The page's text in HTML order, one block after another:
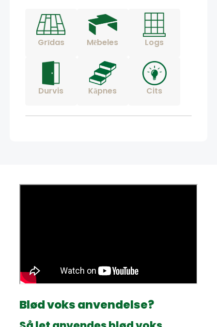
Grīdas Mēbeles Logs
Durvis Kāpnes Cits
Blød voks anvendelse?